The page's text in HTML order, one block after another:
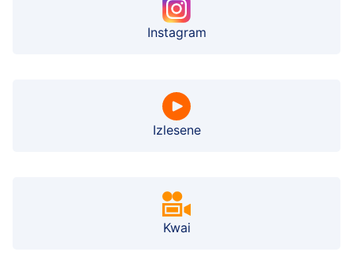
Instagram
Izlesene
Kwai